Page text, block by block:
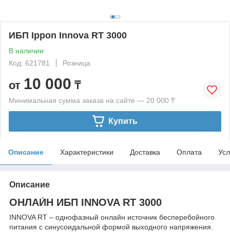
ИБП Ippon Innova RT 3000
В наличии
Код: 621781
Розница
от 10 000 ₸
Минимальная сумма заказа на сайте — 20 000 ₸
Купить
Описание Характеристики Доставка Оплата
Описание
ОНЛАЙН ИБП INNOVA RT 3000
INNOVA RT – однофазный онлайн источник бесперебойного
питания с синусоидальной формой выходного напряжения.